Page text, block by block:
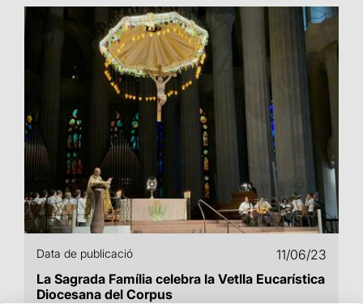
Data de publicació
11/06/23
La Sagrada Família celebra la Vetlla Eucarística
Diocesana del Corpus